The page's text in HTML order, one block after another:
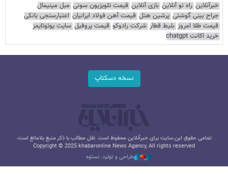
خبرآنلاین راه نو آنلاین بازی آنلاین قیمت تلویزیون سونی مبل مینیمال
جراح بینی گوشتی پرشین هتل قیمت آهن فولاد ایرانیان اعتبارسنجی بانکی
قیمت طلا امروز بلیط قطار شرکت رادوکو قیمت پروفیل سایت یوتوتایمز
خرید اکانت chatgpt
نسخه دسکتاپ
تمامی حقوق این سایت برای خبرآنلاین محفوظ است. نقل مطالب با ذکر منبع بلامانع است.
Copyright © 2025 khabaronline News Agancy, All rights reserved
طراحی و تولید: نستوه